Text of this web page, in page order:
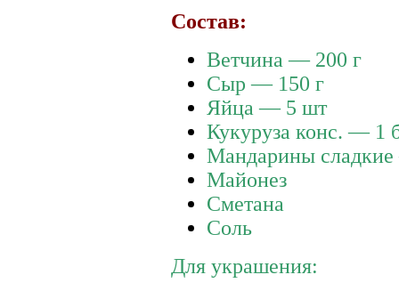
Состав:
Ветчина — 200 г
Сыр — 150 г
Яйца — 5 шт
Кукуруза конс. — 1
Мандарины
Майонез
Сметана
Соль
Для украшения: